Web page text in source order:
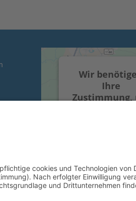
Wir
Ihre
Zustimmung,
Drittanbieters,
Karteninhalte
einzubetten.